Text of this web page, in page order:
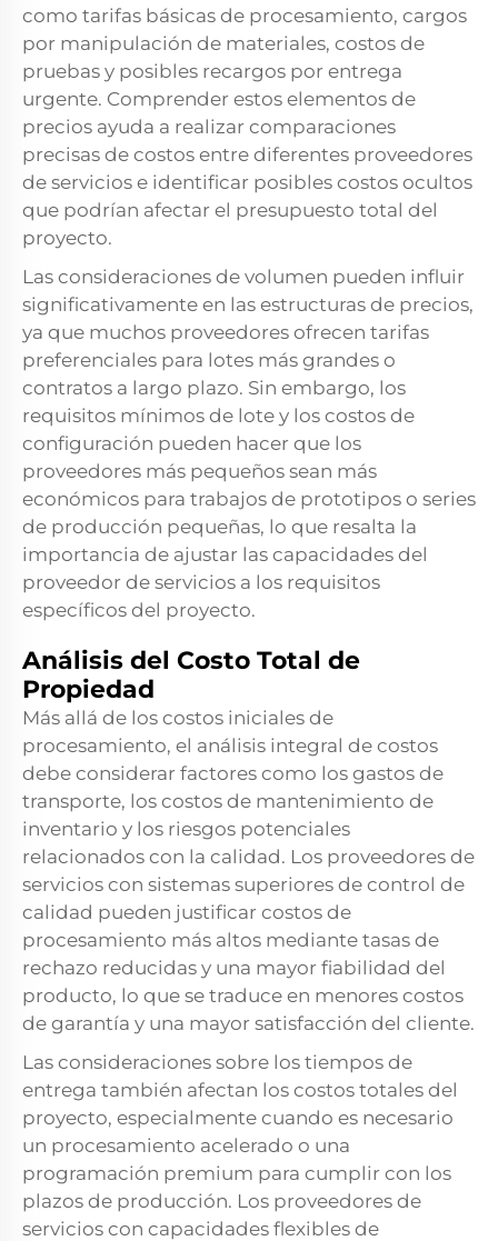
como tarifas básicas de procesamiento, cargos
por manipulación de materiales, costos de
pruebas y posibles recargos por entrega
urgente. Comprender estos elementos de
precios ayuda a realizar comparaciones
precisas de costos entre diferentes proveedores
de servicios e identificar posibles costos ocultos
que podrían afectar el presupuesto total del
proyecto.
Las consideraciones de volumen pueden influir
significativamente en las estructuras de precios,
ya que muchos proveedores ofrecen tarifas
preferenciales para lotes más grandes o
contratos a largo plazo. Sin embargo, los
requisitos mínimos de lote y los costos de
configuración pueden hacer que los
proveedores más pequeños sean más
económicos para trabajos de prototipos o series
de producción pequeñas, lo que resalta la
importancia de ajustar las capacidades del
proveedor de servicios a los requisitos
específicos del proyecto.
Análisis del Costo Total de
Propiedad
Más allá de los costos iniciales de
procesamiento, el análisis integral de costos
debe considerar factores como los gastos de
transporte, los costos de mantenimiento de
inventario y los riesgos potenciales
relacionados con la calidad. Los proveedores de
servicios con sistemas superiores de control de
calidad pueden justificar costos de
procesamiento más altos mediante tasas de
rechazo reducidas y una mayor fiabilidad del
producto, lo que se traduce en menores costos
de garantía y una mayor satisfacción del cliente.
Las consideraciones sobre los tiempos de
entrega también afectan los costos totales del
proyecto, especialmente cuando es necesario
un procesamiento acelerado o una
programación premium para cumplir con los
plazos de producción. Los proveedores de
servicios con capacidades flexibles de